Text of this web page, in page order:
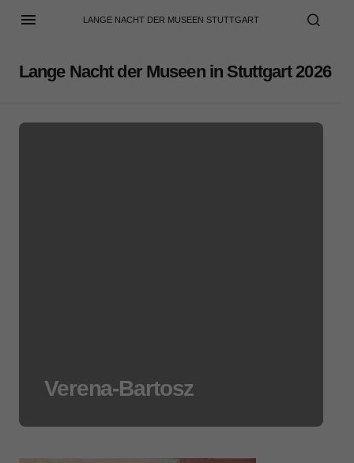
LANGE NACHT DER MUSEEN STUTTGART
Lange Nacht der Museen in Stuttgart 2026
Verena-Bartosz